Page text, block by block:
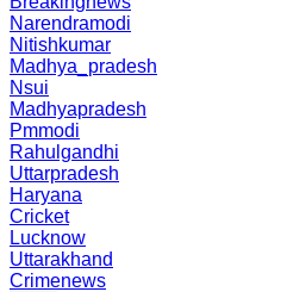
Narendramodi
Nitishkumar
Madhya_pradesh
Nsui
Madhyapradesh
Pmmodi
Rahulgandhi
Uttarpradesh
Haryana
Cricket
Lucknow
Uttarakhand
Crimenews